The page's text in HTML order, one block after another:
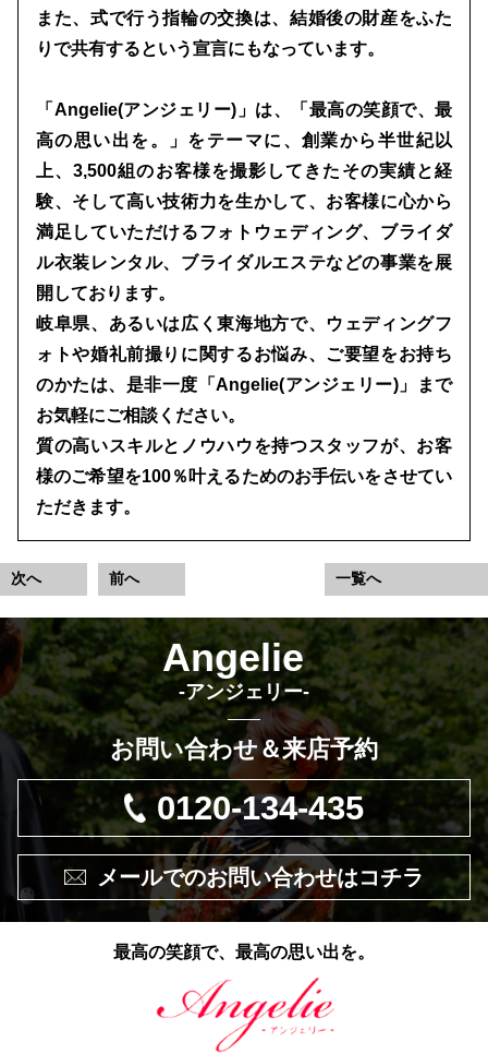
また、式で行う指輪の交換は、結婚後の財産をふた
りで共有するという宣言にもなっています。
「Angelie(アンジェリー)」は、「最高の笑顔で、最
高の思い出を。」をテーマに、創業から半世紀以
上、3,500組のお客様を撮影してきたその実績と経
験、そして高い技術力を生かして、お客様に心から
満足していただけるフォトウェディング、ブライダ
ル衣装レンタル、ブライダルエステなどの事業を展
開しております。
岐阜県、あるいは広く東海地方で、ウェディングフ
ォトや婚礼前撮りに関するお悩み、ご要望をお持ち
のかたは、是非一度「Angelie(アンジェリー)」まで
お気軽にご相談ください。
質の高いスキルとノウハウを持つスタッフが、お客
様のご希望を100％叶えるためのお手伝いをさせてい
ただきます。
次へ 前へ 一覧へ
Angelie
-アンジェリー-
お問い合わせ＆来店予約
0120-134-435
メールでのお問い合わせはコチラ
最高の笑顔で、最高の思い出を。